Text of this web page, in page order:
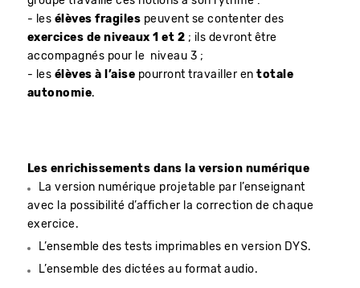
- les élèves fragiles peuvent se contenter des
exercices de niveaux 1 et 2 ; ils devront être
accompagnés pour le niveau 3 ;
- les élèves à l’aise pourront travailler en totale
autonomie.
Les enrichissements dans la version numérique
La version numérique projetable par l’enseignant
avec la possibilité d’afficher la correction de chaque
exercice.
L’ensemble des tests imprimables en version DYS.
L’ensemble des dictées au format audio.